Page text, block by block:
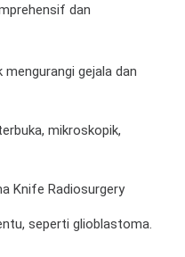
dan
gejala dan
mikroskopik,
Knife Radiosurgery
seperti glioblastoma.